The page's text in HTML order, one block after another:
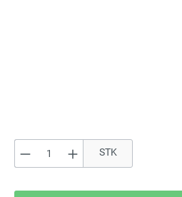
Produkt Anzahl: Gib
STK